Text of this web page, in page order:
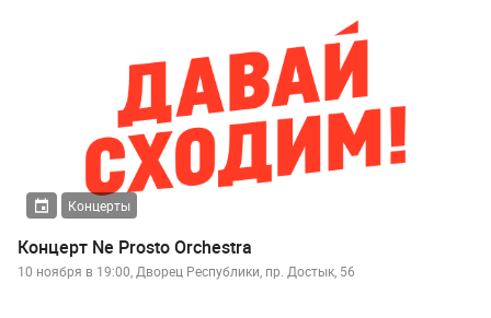
Концерты
Концерт Ne Prosto Orchestra
10 ноября в 19:00, Дворец Республики, пр. Достык, 56